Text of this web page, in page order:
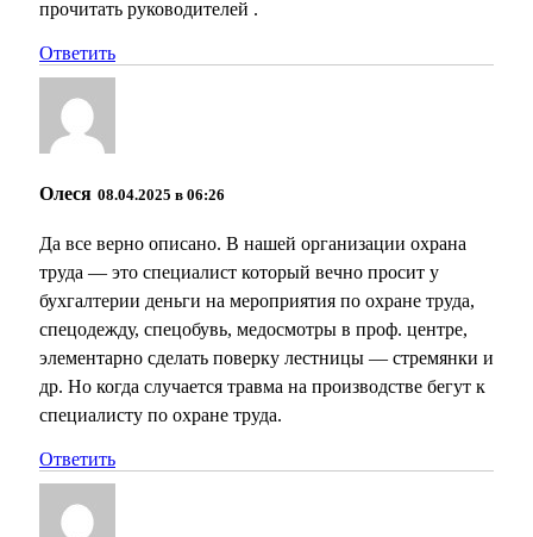
прочитать руководителей .
Ответить
Олеся 08.04.2025 в 06:26
Да все верно описано. В нашей организации охрана
труда — это специалист который вечно просит у
бухгалтерии деньги на мероприятия по охране труда,
спецодежду, спецобувь, медосмотры в проф. центре,
элементарно сделать поверку лестницы — стремянки и
др. Но когда случается травма на производстве бегут к
специалисту по охране труда.
Ответить